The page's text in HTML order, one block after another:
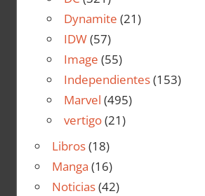
Dynamite (21)
IDW(57)
Image (55)
Independientes(153)
Marvel (495)
vertigo(21)
Libros(18)
Manga (16)
Noticias(42)